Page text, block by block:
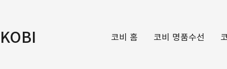
KOBI 코비 홈 코비 명품수선